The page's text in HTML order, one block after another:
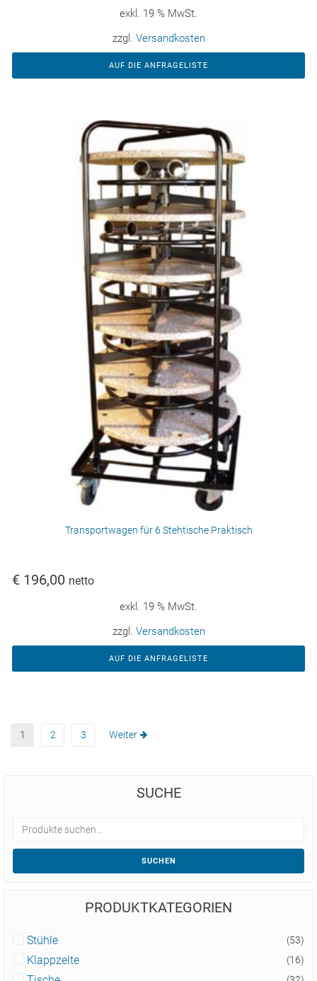
exkl. 19 % MwSt.
zzgl. Versandkosten
AUF DIE ANFRAGELISTE
Transportwagen für 6 Stehtische Praktisch
€ 196,00 netto
exkl. 19 % MwSt.
zzgl. Versandkosten
AUF DIE ANFRAGELISTE
1 2 3 Weiter
SUCHE
SUCHEN
PRODUKTKATEGORIEN
Stühle (53)
Klappzelte (16)